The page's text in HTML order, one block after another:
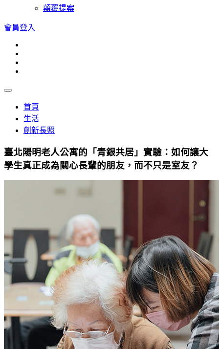
顛覆提案
會員登入
首頁
生活
創新長照
臺北陽明老人公寓的「青銀共居」實驗：如何讓大
學生真正成為關心長輩的朋友，而不只是室友？